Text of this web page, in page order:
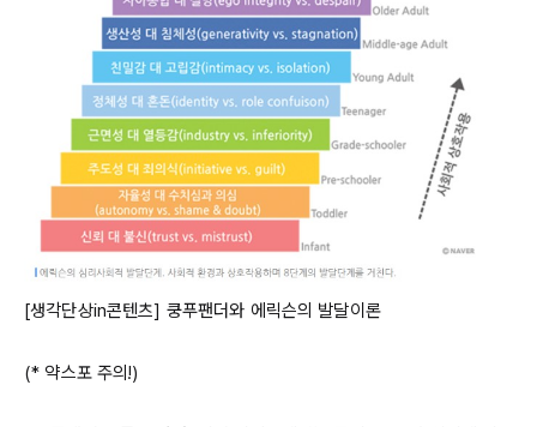
[생각단상in콘텐츠] 쿵푸팬더와 에릭슨의 발달이론
(* 약스포 주의!)